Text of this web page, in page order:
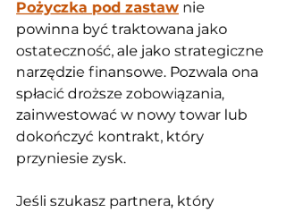
Pożyczka pod zastaw nie
powinna być traktowana jako
ostateczność, ale jako strategiczne
narzędzie finansowe. Pozwala ona
spłacić droższe zobowiązania,
zainwestować w nowy towar lub
dokończyć kontrakt, który
przyniesie zysk.
Jeśli szukasz partnera, który